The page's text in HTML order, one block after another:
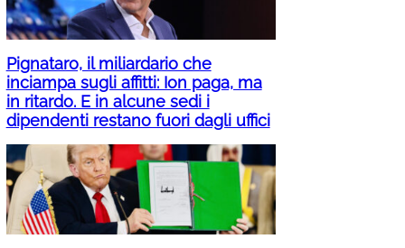
Pignataro, il miliardario che
inciampa sugli affitti: Ion paga, ma
in ritardo. E in alcune sedi i
dipendenti restano fuori dagli uffici